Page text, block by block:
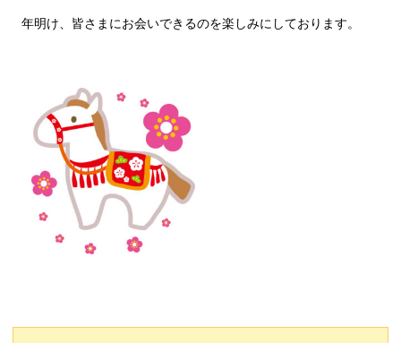
年明け、皆さまにお会いできるのを楽しみにしております。